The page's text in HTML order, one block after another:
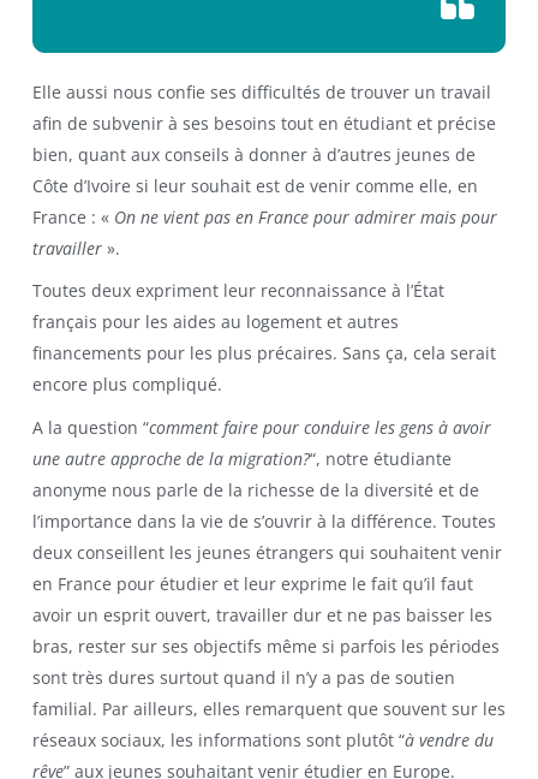
Elle aussi nous confie ses difficultés de trouver un travail
afin de subvenir à ses besoins tout en étudiant et précise
bien, quant aux conseils à donner à d’autres jeunes de
Côte d’Ivoire si leur souhait est de venir comme elle, en
France : « On ne vient pas en France pour admirer mais pour
travailler».
Toutes deux expriment leur reconnaissance à l’État
français pour les aides au logement et autres
financements pour les plus précaires. Sans ça, cela serait
encore plus compliqué.
A la question “comment faire pour conduire les gens à avoir
une autre approche de la migration?“, notre étudiante
anonyme nous parle de la richesse de la diversité et de
l’importance dans la vie de s’ouvrir à la différence. Toutes
deux conseillent les jeunes étrangers qui souhaitent venir
en France pour étudier et leur exprime le fait qu’il faut
avoir un esprit ouvert, travailler dur et ne pas baisser les
bras, rester sur ses objectifs même si parfois les périodes
sont très dures surtout quand il n’y a pas de soutien
familial. Par ailleurs, elles remarquent que souvent sur les
réseaux sociaux, les informations sont plutôt “à vendre du
rêve” aux jeunes souhaitant venir étudier en Europe.